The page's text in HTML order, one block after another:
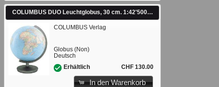
COLUMBUS DUO Leuchtglobus, 30 cm. 1:42'500'000
COLUMBUS Verlag
Globus (Non)
Deutsch
Erhältlich
CHF 130.00
In den Warenkorb